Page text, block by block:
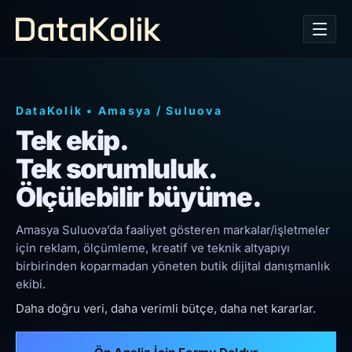
DataKolik • Amasya /Suluova
Tek ekip.
Tek sorumluluk.
Ölçülebilir büyüme.
Amasya Suluova’da faaliyet gösteren markalar/işletmeler
için reklam, ölçümleme, kreatif ve teknik altyapıyı
birbirinden koparmadan yöneten butik dijital danışmanlık
ekibi.
Daha doğru veri, daha verimli bütçe, daha net kararlar.